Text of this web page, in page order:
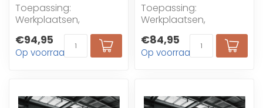
Toepassing:
Werkplaatsen,
fabrieken, magazijnen,
benzinestations,
supermarkten, ...
€94,95
Op voorraad
Toepassing:
Werkplaatsen,
fabrieken, magazijnen,
benzinestations,
supermarkten, ...
€84,95
Op voorraad